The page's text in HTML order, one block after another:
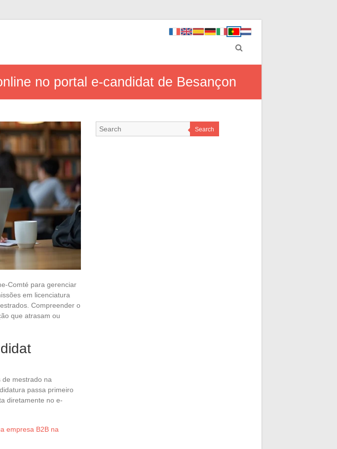
no portal e-candidat de Besançon
Comté para gerenciar
em licenciatura
Compreender o
que atrasam ou
de mestrado na
passa primeiro
diretamente no e-
empresa B2B na
Search